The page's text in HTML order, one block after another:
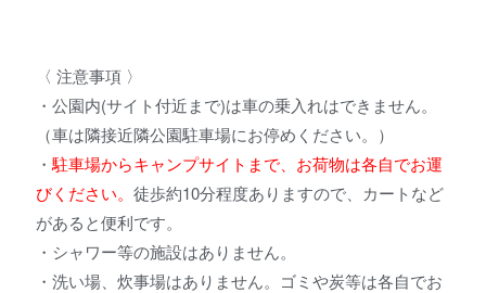
〈 注意事項 〉
・公園内(サイト付近まで)は車の乗入れはできません。
（車は隣接近隣公園駐車場にお停めください。）
・ 駐車場からキャンプサイトまで、お荷物は各自でお運
びください。 徒歩約10分程度ありますので、カートなど
があると便利です。
・シャワー等の施設はありません。
・洗い場、炊事場はありません。ゴミや炭等は各自でお